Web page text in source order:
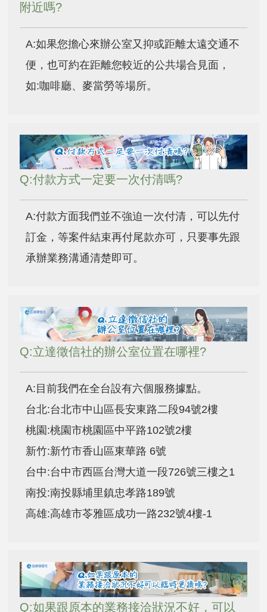
附近嗎?
A:如果您擔心來辦公室又抑或距離太遠交通不
便，也可約在距離您較近的公共場合見面，
如:咖啡廳、麥當勞等場所。
Q:付款方式一定要一次付清嗎?
A:付款方面我們並不強迫一次付清，可以先付
訂金，等案件結束再付尾款亦可，只要事先跟
承辦業務溝通清楚即可。
Q:立達徵信社的辦公室位置在哪裡?
A:目前我們在全台設有六個服務據點。
台北:台北市中山區長安東路二段94號2樓
桃園:桃園市桃園區中平路102號2樓
新竹:新竹市香山區東華路 6號
台中:台中市西區台灣大道一段726號三樓之1
南投:南投縣埔里鎮忠孝路189號
高雄:高雄市苓雅區成功一路232號4樓-1
Q:如果跟原本的業務接洽狀況不好，可以